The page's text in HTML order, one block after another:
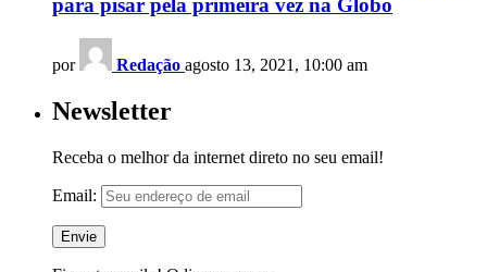
para pisar pela primeira vez na Globo
por Redação agosto 13, 2021, 10:00 am
Newsletter
Receba o melhor da internet direto no seu email!
Email: